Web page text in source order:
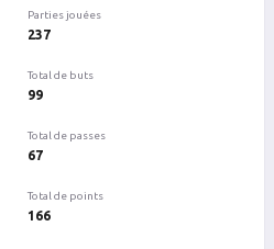
Parties jouées
237
Total de buts
99
Total de passes
67
Total de points
166